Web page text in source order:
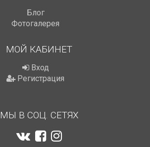
Блог
Фотогалерея
МОЙ КАБИНЕТ
Вход
Регистрация
МЫ В СОЦ. СЕТЯХ